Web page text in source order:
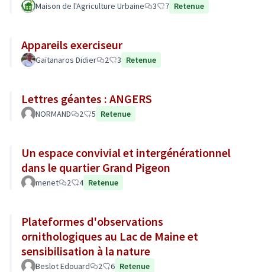
Maison de l'Agriculture Urbaine 3 7 Retenue
Appareils exerciseur
Gaïtanaros Didier 2 3 Retenue
Lettres géantes : ANGERS
NORMAND 2 5 Retenue
Un espace convivial et intergénérationnel
dans le quartier Grand Pigeon
menet 2 4 Retenue
Plateformes d'observations
ornithologiques au Lac de Maine et
sensibilisation à la nature
Beslot Edouard 2 6 Retenue